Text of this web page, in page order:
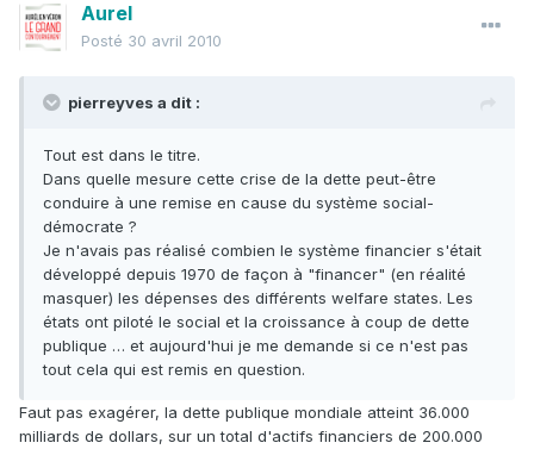
Aurel
Posté 30 avril 2010
pierreyves a dit :
Tout est dans le titre.
Dans quelle mesure cette crise de la dette peut-être
conduire à une remise en cause du système social-
démocrate ?
Je n'avais pas réalisé combien le système financier s'était
développé depuis 1970 de façon à "financer" (en réalité
masquer) les dépenses des différents welfare states. Les
états ont piloté le social et la croissance à coup de dette
publique … et aujourd'hui je me demande si ce n'est pas
tout cela qui est remis en question.
Faut pas exagérer, la dette publique mondiale atteint 36.000
milliards de dollars, sur un total d'actifs financiers de 200.000